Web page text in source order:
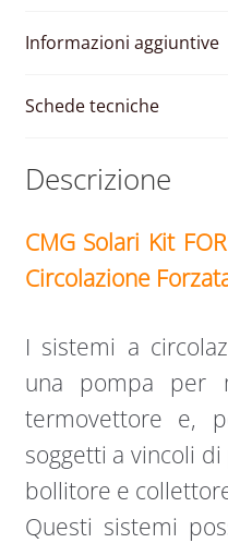
200
quantità
Informazioni aggiuntive
Schede tecniche
Descrizione
CMG Solari Kit
Circolazione
I sistemi a
una pompa per
termovettore e,
soggetti a vincoli
bollitore e
Questi sistemi